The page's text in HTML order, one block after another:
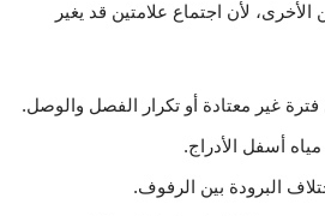
لأن اجتماع علامتين قد يغير
غير معتادة أو تكرار الفصل والوصل.
أسفل الأدراج.
البرودة بين الرفوف.